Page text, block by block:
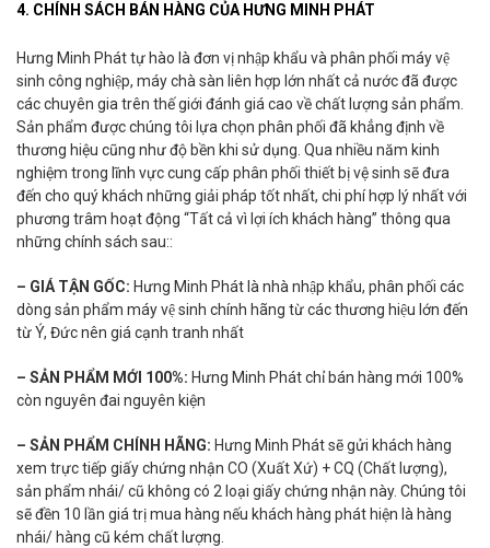
4. CHÍNH SÁCH BÁN HÀNG CỦA HƯNG MINH PHÁT
Hưng Minh Phát tự hào là đơn vị nhập khẩu và phân phối máy vệ
sinh công nghiệp, máy chà sàn liên hợp lớn nhất cả nước đã được
các chuyên gia trên thế giới đánh giá cao về chất lượng sản phẩm.
Sản phẩm được chúng tôi lựa chọn phân phối đã khẳng định về
thương hiệu cũng như độ bền khi sử dụng. Qua nhiều năm kinh
nghiệm trong lĩnh vực cung cấp phân phối thiết bị vệ sinh sẽ đưa
đến cho quý khách những giải pháp tốt nhất, chi phí hợp lý nhất với
phương trâm hoạt động “Tất cả vì lợi ích khách hàng” thông qua
những chính sách sau::
– GIÁ TẬN GỐC: Hưng Minh Phát là nhà nhập khẩu, phân phối các
dòng sản phẩm máy vệ sinh chính hãng từ các thương hiệu lớn đến
từ Ý, Đức nên giá cạnh tranh nhất
– SẢN PHẨM MỚI 100%: Hưng Minh Phát chỉ bán hàng mới 100%
còn nguyên đai nguyên kiện
– SẢN PHẨM CHÍNH HÃNG: Hưng Minh Phát sẽ gửi khách hàng
xem trực tiếp giấy chứng nhận CO (Xuất Xứ) + CQ (Chất lượng),
sản phẩm nhái/ cũ không có 2 loại giấy chứng nhận này. Chúng tôi
sẽ đền 10 lần giá trị mua hàng nếu khách hàng phát hiện là hàng
nhái/ hàng cũ kém chất lượng.